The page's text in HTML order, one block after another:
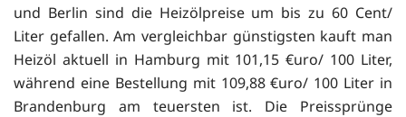
und Berlin sind die Heizölpreise um bis zu 60 Cent/
Liter gefallen. Am vergleichbar günstigsten kauft man
Heizöl aktuell in Hamburg mit 101,15 €uro/ 100 Liter,
während eine Bestellung mit 109,88 €uro/ 100 Liter in
Brandenburg am teuersten ist. Die Preissprünge